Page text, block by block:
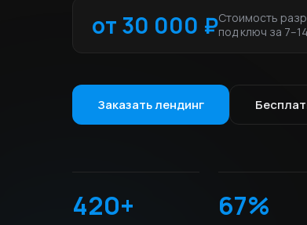
от 30 000 ₽Стоимость
под ключ за
Заказать лендинг
420+ 67%